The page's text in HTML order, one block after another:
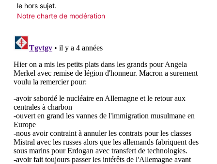
le hors sujet.
Notre charte de modération